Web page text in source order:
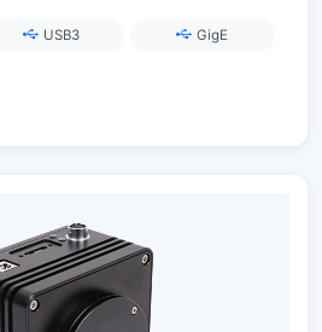
USB3 GigE